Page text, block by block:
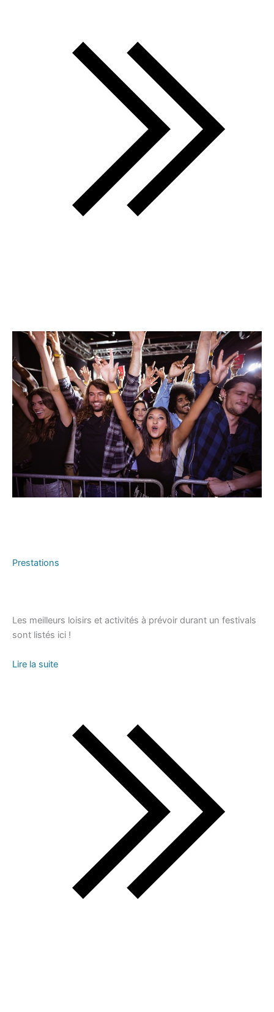
Prestations
Les meilleurs loisirs et activités à prévoir durant un festivals
sont listés ici !
Lire la suite